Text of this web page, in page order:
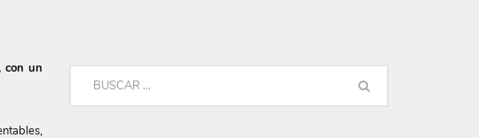
con un